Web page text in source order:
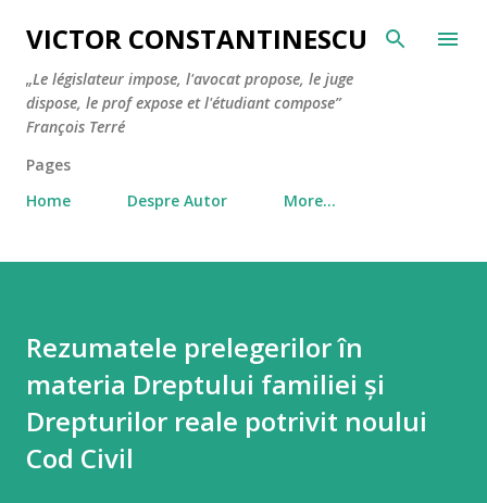
Skip to main content
VICTOR CONSTANTINESCU
„Le législateur impose, l'avocat propose, le juge
dispose, le prof expose et l'étudiant compose”
François Terré
Pages
Home
Despre Autor More…
Rezumatele prelegerilor în
materia Dreptului familiei și
Drepturilor reale potrivit noului
Cod Civil